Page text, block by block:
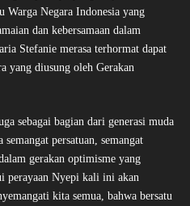
Warga Negara Indonesia yang
dan kebersamaan dalam
Stefanie merasa terhormat dapat
yang diusung oleh Gerakan
sebagai bagian dari generasi muda
persatuan, semangat
gerakan optimisme yang
perayaan Nyepi kali ini akan
kita semua, bahwa bersatu